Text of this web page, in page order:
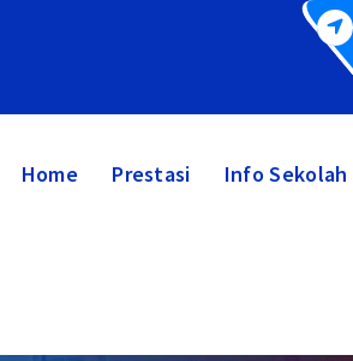
Home Prestasi Info Sekolah